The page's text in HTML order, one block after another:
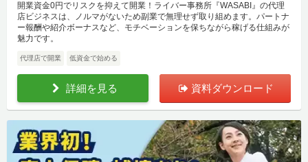
開業資金0円でリスクを抑えて開業！ライバー事務所『WASABI』の代理
店ビジネスは、ノルマがないため副業で無理せず取り組めます。パートナ
ー報酬や紹介ボーナスなど、モチベーションを保ちながら稼げる仕組みが
魅力です。
代理店で開業 低資金で始める
詳細を見る 資料ダウンロード